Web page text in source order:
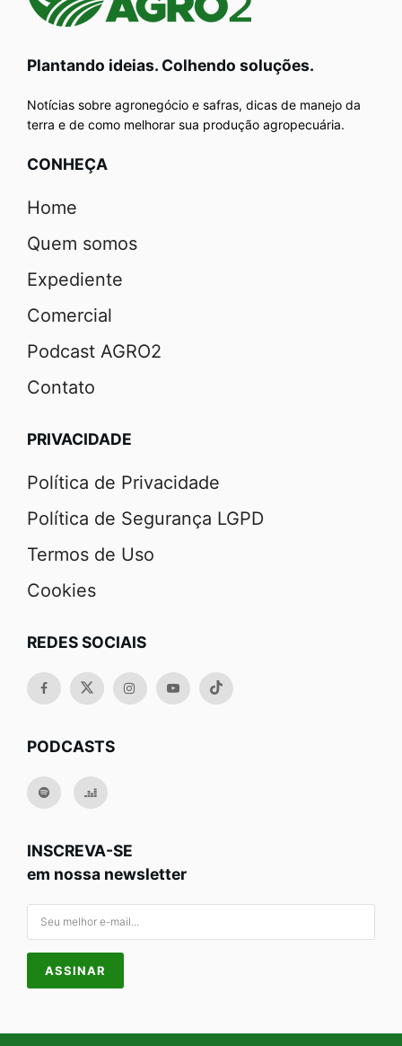
Plantando ideias. Colhendo soluções.
Notícias sobre agronegócio e safras, dicas de manejo da
terra e de como melhorar sua produção agropecuária.
CONHEÇA
Home
Quem somos
Expediente
Comercial
Podcast AGRO2
Contato
PRIVACIDADE
Política de Privacidade
Política de Segurança LGPD
Termos de Uso
Cookies
REDES SOCIAIS
PODCASTS
INSCREVA-SE
em nossa newsletter